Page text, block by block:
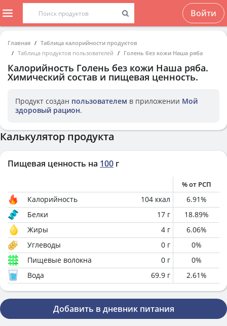
Войти
Главная
Таблица калорийности продуктов
Таблица продуктов пользователей
Голень без кожи Наша ряба
Калорийность Голень без кожи Наша ряба.
Химический состав и пищевая ценность.
Продукт создан пользователем в приложении Мой
здоровый рацион.
Калькулятор продукта
Пищевая ценность на 100 г
% от РСП
Калорийность 104 ккал 6.91%
Белки
17 г 18.89%
Жиры
4 г 6.06%
Углеводы
0 г 0%
Пищевые волокна
0 г 0%
Вода
69.9 г 2.61%
Добавить в дневник питания